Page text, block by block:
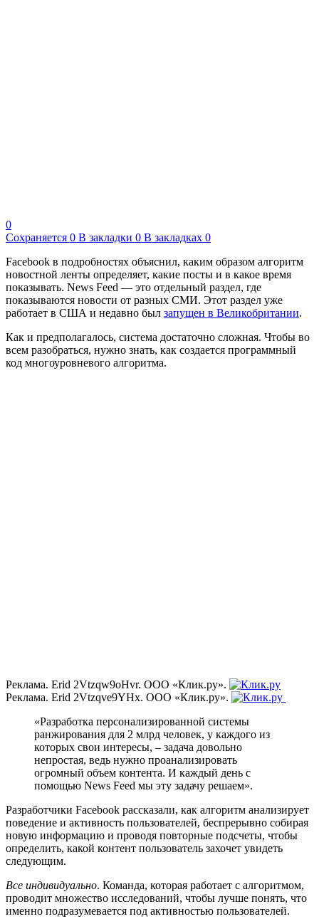
0
Сохраняется 0 В закладки 0 В закладках 0
Facebook в подробностях объяснил, каким образом алгоритм
новостной ленты определяет, какие посты и в какое время
показывать. News Feed — это отдельный раздел, где
показываются новости от разных СМИ. Этот раздел уже
работает в США и недавно был запущен в Великобритании.
Как и предполагалось, система достаточно сложная. Чтобы во
всем разобраться, нужно знать, как создается программный
код многоуровневого алгоритма.
Реклама. Erid 2Vtzqw9oHvr. ООО «Клик.ру».
Реклама. Erid 2Vtzqve9YHx. ООО «Клик.ру».
«Разработка персонализированной системы
ранжирования для 2 млрд человек, у каждого из
которых свои интересы, – задача довольно
непростая, ведь нужно проанализировать
огромный объем контента. И каждый день с
помощью News Feed мы эту задачу решаем».
Разработчики Facebook рассказали, как алгоритм анализирует
поведение и активность пользователей, беспрерывно собирая
новую информацию и проводя повторные подсчеты, чтобы
определить, какой контент пользователь захочет увидеть
следующим.
Все индивидуально. Команда, которая работает с алгоритмом,
проводит множество исследований, чтобы лучше понять, что
именно подразумевается под активностью пользователей.